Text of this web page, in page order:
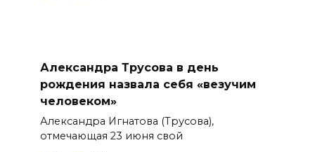
Александра Трусова в день
рождения назвала себя «везучим
человеком»
Александра Игнатова (Трусова),
отмечающая 23 июня свой